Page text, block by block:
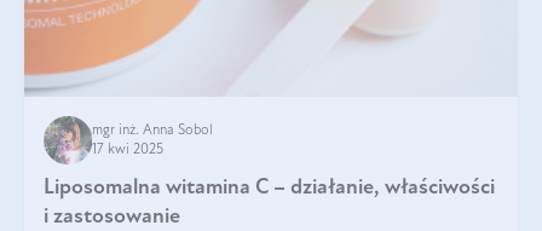
mgr inż. Anna Sobol
17 kwi 2025
Liposomalna witamina C – działanie, właściwości
i zastosowanie